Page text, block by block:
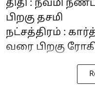
திதி : நவமி
பிறகு தசமி
நட்சத்திரம் :
வரை பிறகு